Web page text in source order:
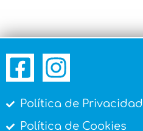
Política de Privacidad
Política de Cookies